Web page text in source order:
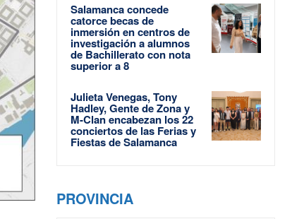
Salamanca concede
catorce becas de
inmersión en centros de
investigación a alumnos
de Bachillerato con nota
superior a 8
Julieta Venegas, Tony
Hadley, Gente de Zona y
M-Clan encabezan los 22
conciertos de las Ferias y
Fiestas de Salamanca
PROVINCIA